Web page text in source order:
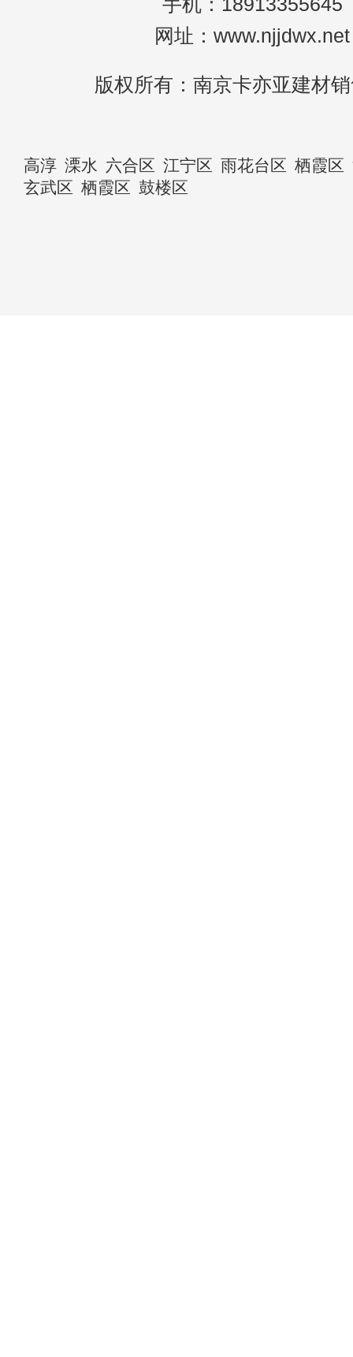
手机：18913355645
网址：www.njjdwx.net
版权所有：南京卡亦亚建材
高淳 溧水 六合区 江宁区 雨花台区 栖霞区
玄武区 栖霞区 鼓楼区